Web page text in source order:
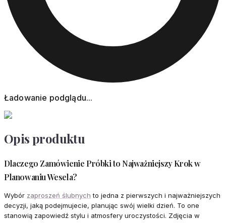
Ładowanie podglądu...
Opis produktu
Dlaczego Zamówienie Próbki to Najważniejszy Krok w
Planowaniu Wesela?
Wybór zaproszeń ślubnych to jedna z pierwszych i najważniejszych
decyzji, jaką podejmujecie, planując swój wielki dzień. To one
stanowią zapowiedź stylu i atmosfery uroczystości. Zdjęcia w